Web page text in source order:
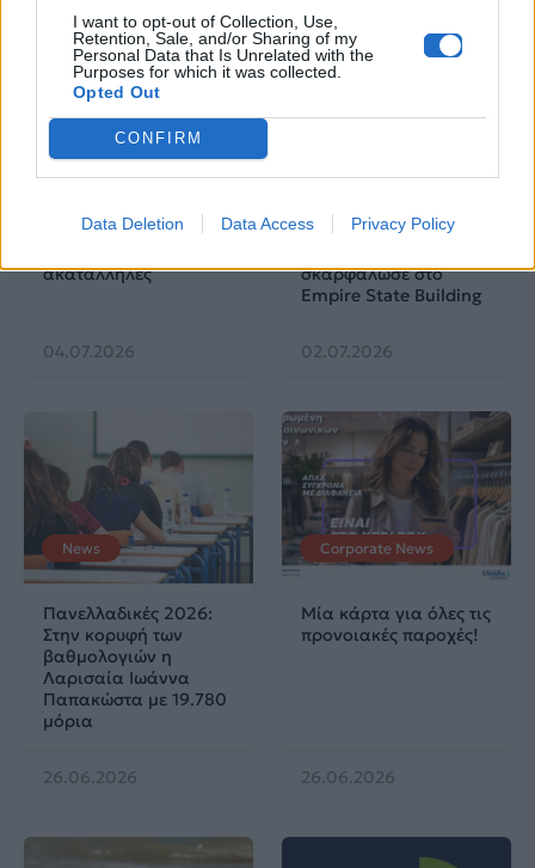
I want to opt-out of Collection, Use,
Retention, Sale, and/or Sharing of my
Personal Data that Is Unrelated with the
Purposes for which it was collected.
Opted Out
CONFIRM
Data Deletion Data Access Privacy Policy
Life
με επιφυλάξεις – Ποιες
παραλίες έχουν
ακατάλληλες
04.07.2026
Life
«Will you marry me?»
που έχουμε δει ποτέ –
σκαρφάλωσε στο
Empire State Building
02.07.2026
News
Πανελλαδικές 2026:
Στην κορυφή των
βαθμολογιών η
Λαρισαία Ιωάννα
Παπακώστα με 19.780
μόρια
26.06.2026
Corporate News
Μία κάρτα για όλες τις
προνοιακές παροχές!
26.06.2026